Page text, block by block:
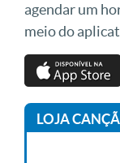
agendar um
meio do
LOJA